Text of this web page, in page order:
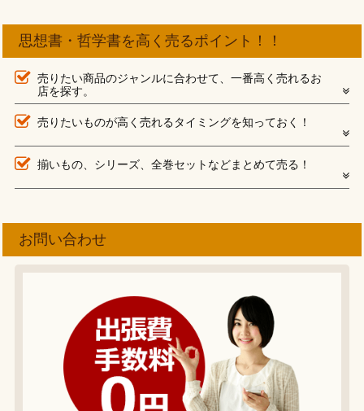
思想書・哲学書を高く売るポイント！！
売りたい商品のジャンルに合わせて、一番高く売れるお
店を探す。
売りたいものが高く売れるタイミングを知っておく！
揃いもの、シリーズ、全巻セットなどまとめて売る！
お問い合わせ